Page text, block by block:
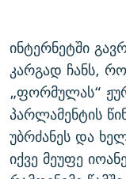
ინტერნეტში
კარგად ჩანს,
„ფორმულას“
პარლამენტის
უბრძანეს და
იქვე მეუფე